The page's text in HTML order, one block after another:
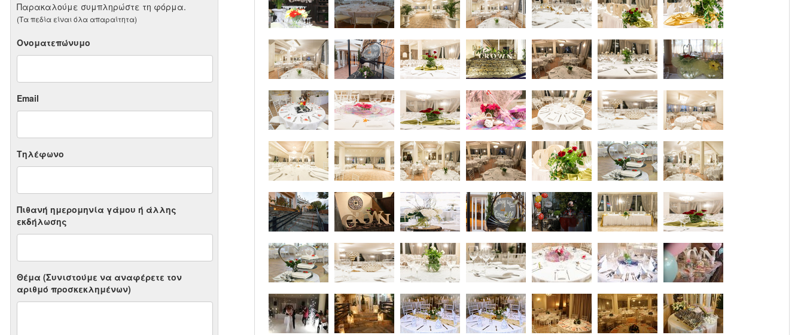
Παρακαλούμε συμπληρώστε τη φόρμα.
(Τα πεδία είναι όλα απαραίτητα)
Ονοματεπώνυμο
Email
Τηλέφωνο
Πιθανή ημερομηνία γάμου ή άλλης
εκδήλωσης
Θέμα (Συνιστούμε να αναφέρετε τον
αριθμό προσκεκλημένων)